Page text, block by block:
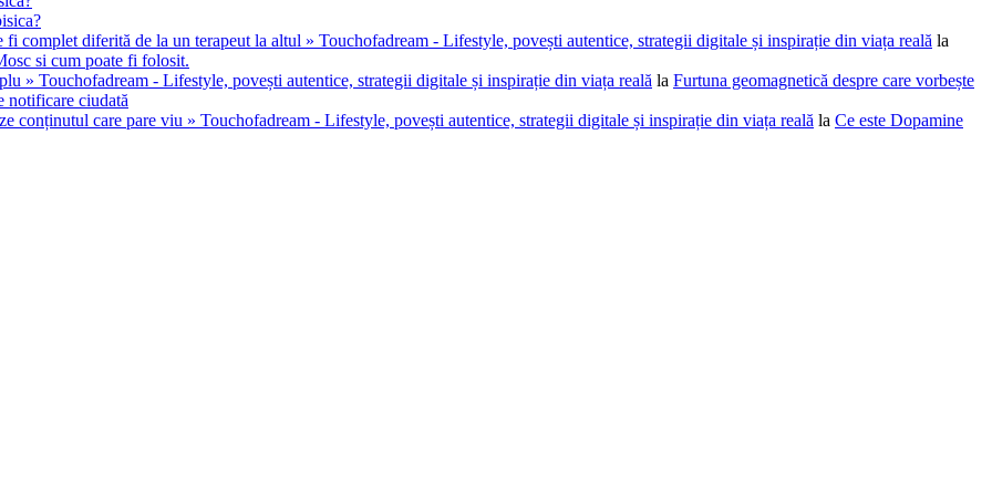
complet diferită de la un terapeut la altul » Touchofadream - Lifestyle, povești autentice, strategii digitale și inspirație din viața reală la
si cum poate fi folosit.
» Touchofadream - Lifestyle, povești autentice, strategii digitale și inspirație din viața reală la Furtuna geomagnetică despre care vorbește
notificare ciudată
conținutul care pare viu » Touchofadream - Lifestyle, povești autentice, strategii digitale și inspirație din viața reală la Ce este Dopamine